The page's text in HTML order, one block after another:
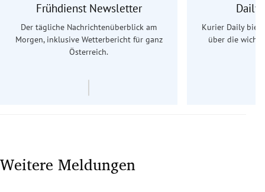
Frühdienst Newsletter
Der tägliche Nachrichtenüberblick am
Morgen, inklusive Wetterbericht für ganz
Österreich.
Daily
Kurier Daily
über die
Weitere Meldungen